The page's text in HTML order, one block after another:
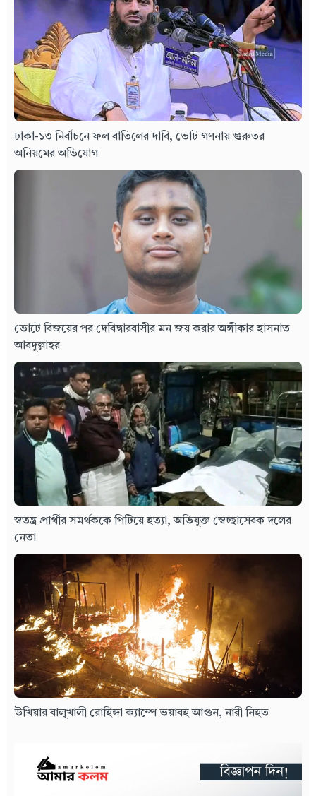
ঢাকা-১৩ নির্বাচনে ফল বাতিলের দাবি, ভোট গণনায় গুরুতর
অনিয়মের অভিযোগ
ভোটে বিজয়ের পর দেবিদ্বারবাসীর মন জয় করার অঙ্গীকার হাসনাত
আবদুল্লাহর
স্বতন্ত্র প্রার্থীর সমর্থককে পিটিয়ে হত্যা, অভিযুক্ত স্বেচ্ছাসেবক দলের
নেতা
উখিয়ার বালুখালী রোহিঙ্গা ক্যাম্পে ভয়াবহ আগুন, নারী নিহত